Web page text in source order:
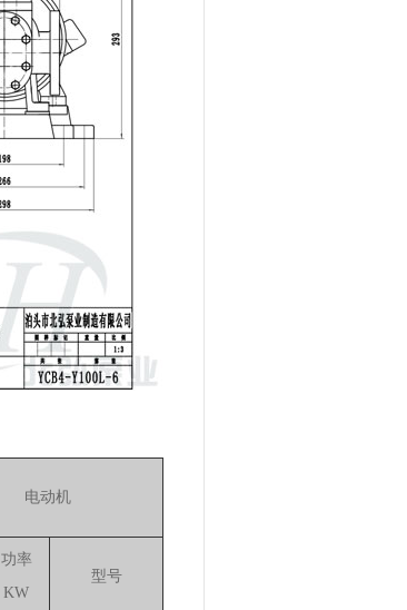
电动机
功率
KW
型号